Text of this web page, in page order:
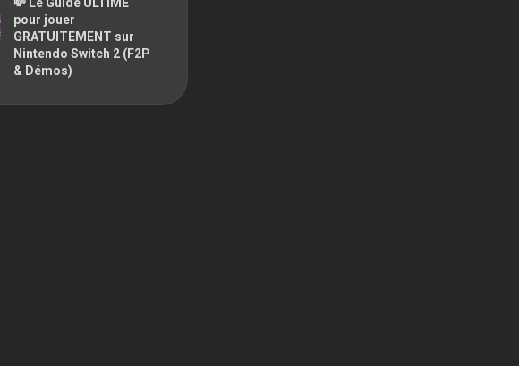
pour jouer
GRATUITEMENT sur
Nintendo Switch 2 (F2P
& Démos)